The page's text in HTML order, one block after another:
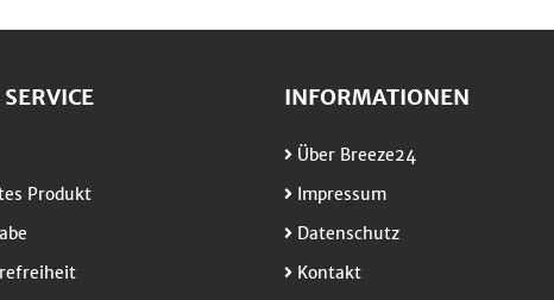
Produkt
INFORMATIONEN
Über Breeze24
Impressum
Datenschutz
Kontakt